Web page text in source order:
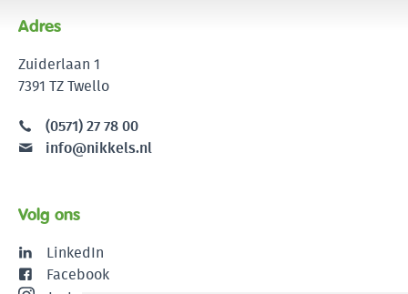
Adres
Zuiderlaan 1
7391 TZ Twello
(0571) 27 78 00
info@nikkels.nl
Volg ons
LinkedIn
Facebook